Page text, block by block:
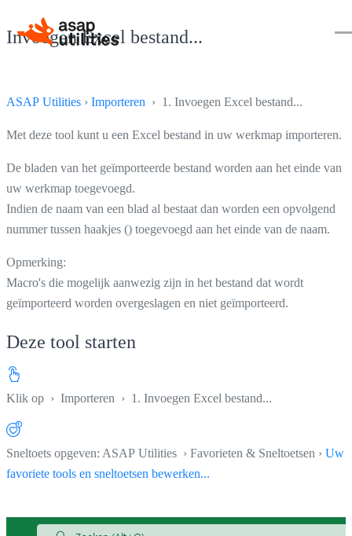
Invoegen Excel bestand...
ASAP Utilities › Importeren › 1. Invoegen Excel bestand...
Met deze tool kunt u een Excel bestand in uw werkmap importeren.
De bladen van het geïmporteerde bestand worden aan het einde van
uw werkmap toegevoegd.
Indien de naam van een blad al bestaat dan worden een opvolgend
nummer tussen haakjes () toegevoegd aan het einde van de naam.
Opmerking:
Macro's die mogelijk aanwezig zijn in het bestand dat wordt
geïmporteerd worden overgeslagen en niet geïmporteerd.
Deze tool starten
Klik op › Importeren › 1. Invoegen Excel bestand...
Sneltoets opgeven: ASAP Utilities › Favorieten & Sneltoetsen › Uw
favoriete tools en sneltoetsen bewerken...